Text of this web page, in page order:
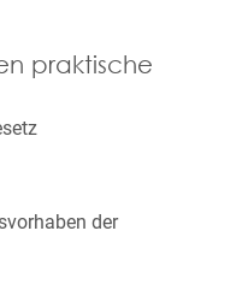
praktische
der